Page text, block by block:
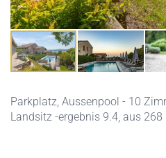
Parkplatz, Aussenpool - 10
Landsitz -ergebnis 9.4, aus